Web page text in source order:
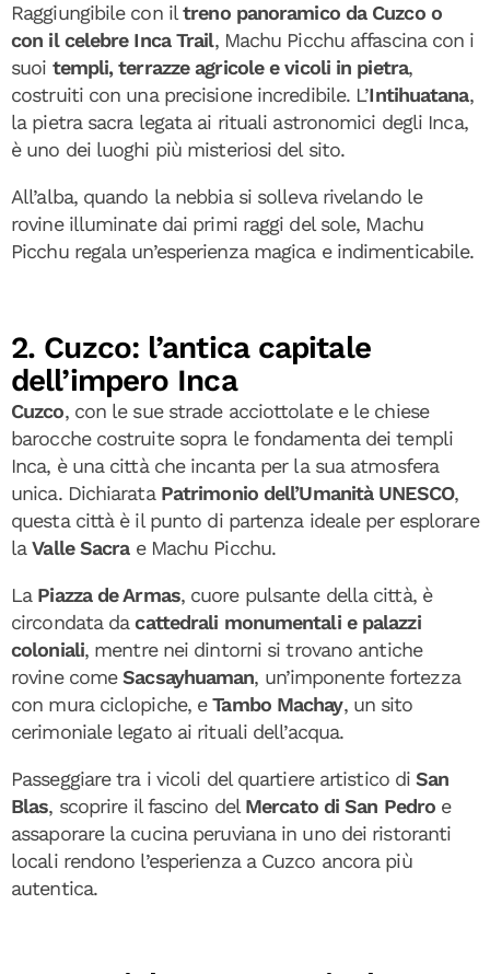
Raggiungibile con iltreno panoramico da Cuzco o
con il celebre Inca Trail, Machu Picchu affascina con i
suoi templi, terrazze agricole e vicoli in pietra,
costruiti con una precisione incredibile. L’Intihuatana,
la pietra sacra legata ai rituali astronomici degli Inca,
è uno dei luoghi più misteriosi del sito.
All’alba, quando la nebbia si solleva rivelando le
rovine illuminate dai primi raggi del sole, Machu
Picchu regala un’esperienza magica e indimenticabile.
2. Cuzco: l’antica capitale
dell’impero Inca
Cuzco, con le sue strade acciottolate e le chiese
barocche costruite sopra le fondamenta dei templi
Inca, è una città che incanta per la sua atmosfera
unica. Dichiarata Patrimonio dell’Umanità UNESCO,
questa città è il punto di partenza ideale per esplorare
laValle Sacrae Machu Picchu.
La Piazza de Armas, cuore pulsante della città, è
circondata dacattedrali monumentali e palazzi
coloniali, mentre nei dintorni si trovano antiche
rovine comeSacsayhuaman, un’imponente fortezza
con mura ciclopiche, eTambo Machay, un sito
cerimoniale legato ai rituali dell’acqua.
Passeggiare tra i vicoli del quartiere artistico diSan
Blas, scoprire il fascino del Mercato di San Pedro e
assaporare la cucina peruviana in uno dei ristoranti
locali rendono l’esperienza a Cuzco ancora più
autentica.